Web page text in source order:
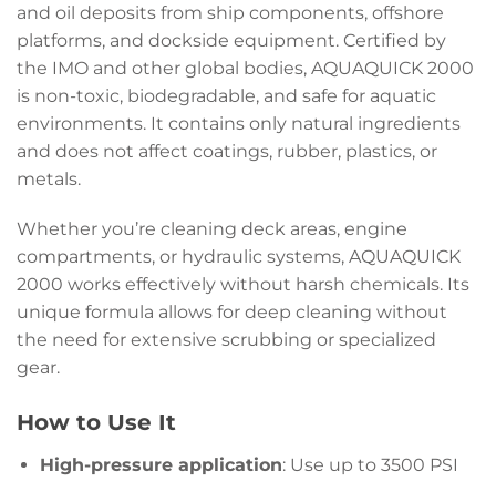
and oil deposits from ship components, offshore
platforms, and dockside equipment. Certified by
the IMO and other global bodies, AQUAQUICK 2000
is non-toxic, biodegradable, and safe for aquatic
environments. It contains only natural ingredients
and does not affect coatings, rubber, plastics, or
metals.
Whether you’re cleaning deck areas, engine
compartments, or hydraulic systems, AQUAQUICK
2000 works effectively without harsh chemicals. Its
unique formula allows for deep cleaning without
the need for extensive scrubbing or specialized
gear.
How to Use It
High-pressure application: Use up to 3500 PSI